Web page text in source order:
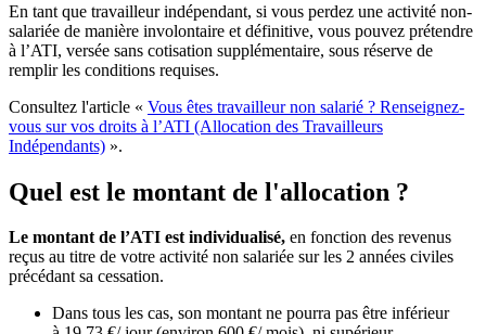
En tant que travailleur indépendant, si vous perdez une activité non-
salariée de manière involontaire et définitive, vous pouvez prétendre
à l’ATI, versée sans cotisation supplémentaire, sous réserve de
remplir les conditions requises.
Consultez l'article « Vous êtes travailleur non salarié ? Renseignez-
vous sur vos droits à l’ATI (Allocation des Travailleurs
Indépendants) ».
Quel est le montant de l'allocation ?
Le montant de l’ATI est individualisé, en fonction des revenus
reçus au titre de votre activité non salariée sur les 2 années civiles
précédant sa cessation.
Dans tous les cas, son montant ne pourra pas être inférieur